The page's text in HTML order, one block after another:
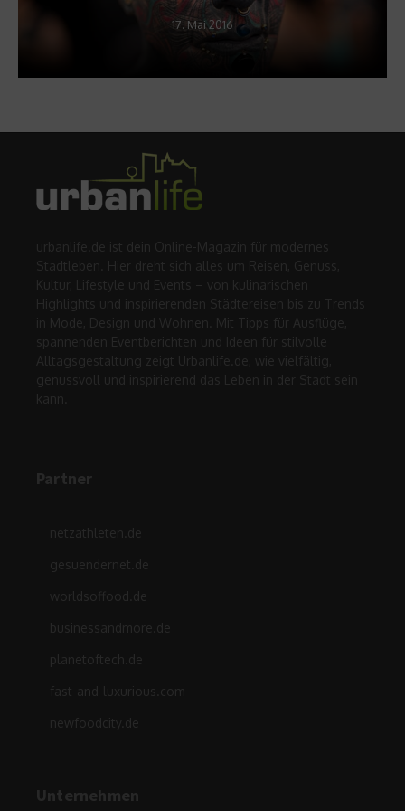
17. Mai 2016
urbanlife.de ist dein Online-Magazin für modernes
Stadtleben. Hier dreht sich alles um Reisen, Genuss,
Kultur, Lifestyle und Events – von kulinarischen
Highlights und inspirierenden Städtereisen bis zu Trends
in Mode, Design und Wohnen. Mit Tipps für Ausflüge,
spannenden Eventberichten und Ideen für stilvolle
Alltagsgestaltung zeigt Urbanlife.de, wie vielfältig,
genussvoll und inspirierend das Leben in der Stadt sein
kann.
Partner
netzathleten.de
gesuendernet.de
worldsoffood.de
businessandmore.de
planetoftech.de
fast-and-luxurious.com
newfoodcity.de
Unternehmen